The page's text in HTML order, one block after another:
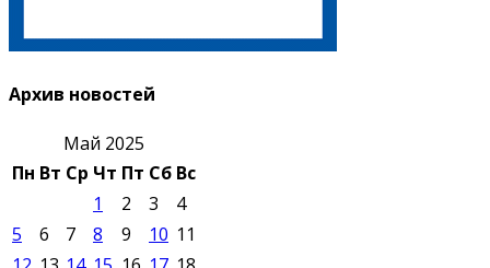
Архив новостей
Май 2025
Пн Вт Ср Чт Пт Сб Вс
1
2 3
4
5
6 7 8 9 10 11